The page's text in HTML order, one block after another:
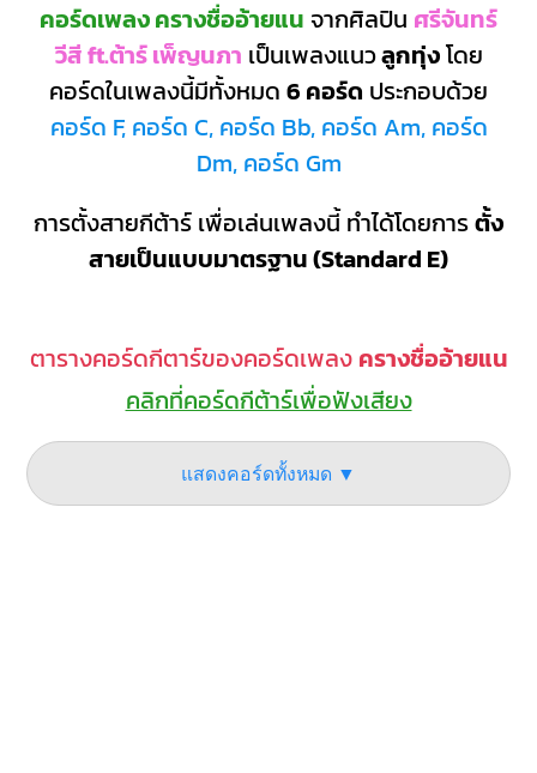
คอร์ดเพลง ครางชื่ออ้ายแน จากศิลปิน ศรีจันทร์
วีสี ft.ต้าร์ เพ็ญนภา เป็นเพลงแนวลูกทุ่งโดย
คอร์ดในเพลงนี้มีทั้งหมด 6 คอร์ด ประกอบด้วย
คอร์ด F, คอร์ด C, คอร์ด Bb, คอร์ด Am, คอร์ด
Dm, คอร์ด Gm
การตั้งสายกีต้าร์ เพื่อเล่นเพลงนี้ ทำได้โดยการตั้ง
สายเป็นแบบมาตรฐาน (Standard E)
ตารางคอร์ดกีตาร์ของคอร์ดเพลง ครางชื่ออ้ายแน
คลิกที่คอร์ดกีต้าร์เพื่อฟังเสียง
แสดงคอร์ดทั้งหมด ▼